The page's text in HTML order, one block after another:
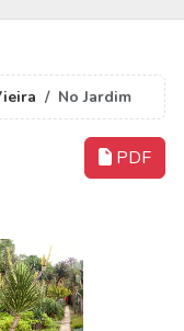
No Jardim
PDF